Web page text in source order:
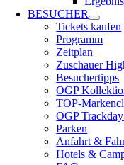
BESUCHER
Tickets kaufen
Programm
Zeitplan
Zuschauer
Besuchertipps
OGP
TOP-
OGP
Parken
Anfahrt &
Hotels &